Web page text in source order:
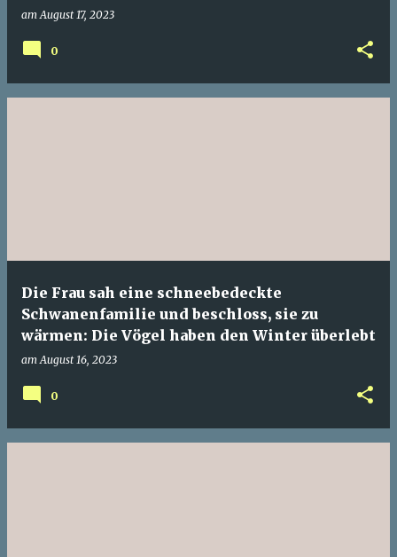
amAugust 17, 2023
0
Die Frau sah eine schneebedeckte
Schwanenfamilie und beschloss, sie zu
wärmen: Die Vögel haben den Winter überlebt
amAugust 16, 2023
0